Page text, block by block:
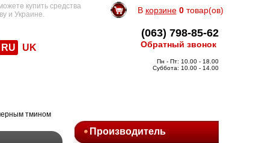
купить средства
и Украине.
RU UK
В корзине 0товар(ов)
(063) 798-85-62
Обратный звонок
Пн - Пт: 10.00 - 18.00
Суббота: 10.00 - 14.00
тмином
Производитель